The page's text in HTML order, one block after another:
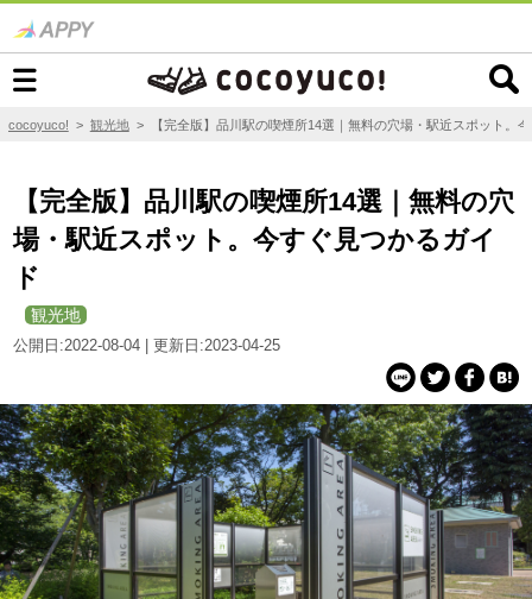
cocoyuco! > 観光地> 【完全版】品川駅の喫煙所14選｜無料の穴場・駅近スポット。
【完全版】品川駅の喫煙所14選｜無料の穴
場・駅近スポット。今すぐ見つかるガイ
ド
観光地
公開日:2022-08-04 | 更新日:2023-04-25